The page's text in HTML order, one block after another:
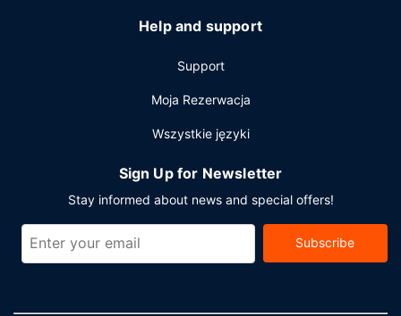
Help and support
Support
Moja Rezerwacja
Wszystkie języki
Sign Up for Newsletter
Stay informed about news and special offers!
Subscribe